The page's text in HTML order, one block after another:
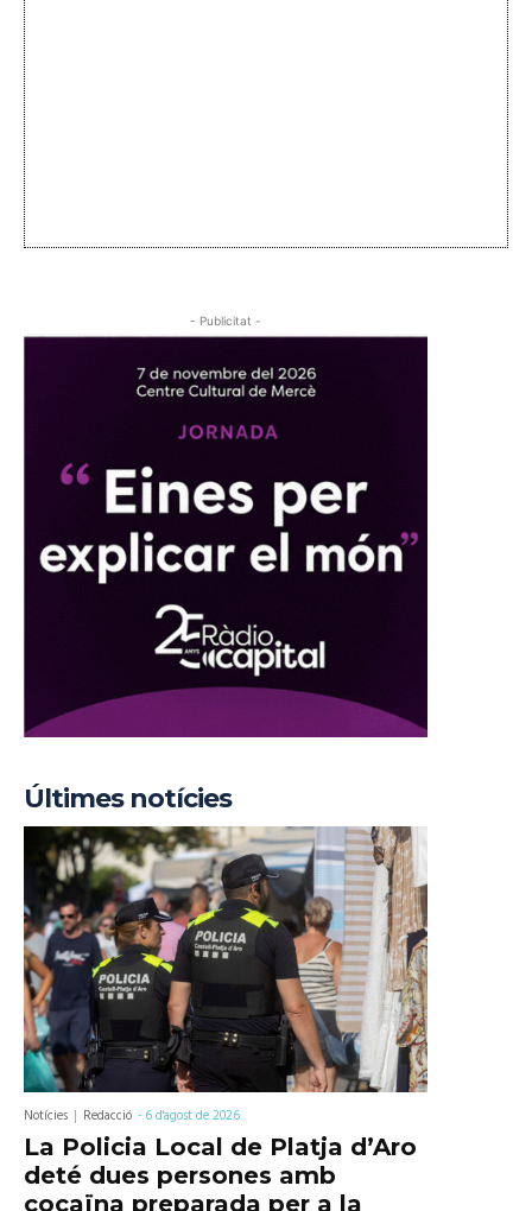
- Publicitat -
Últimes notícies
Notícies Redacció -6 d'agost de 2026
La Policia Local de Platja d’Aro
deté dues persones amb
cocaïna preparada per a la